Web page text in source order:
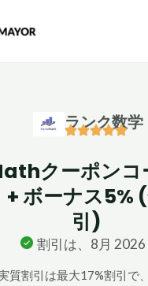
ランク数学
クーポンコ
+ ボーナス5%
引)
割引は、8月 2026
質割引は最大17%割引で